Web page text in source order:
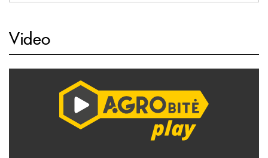
Video